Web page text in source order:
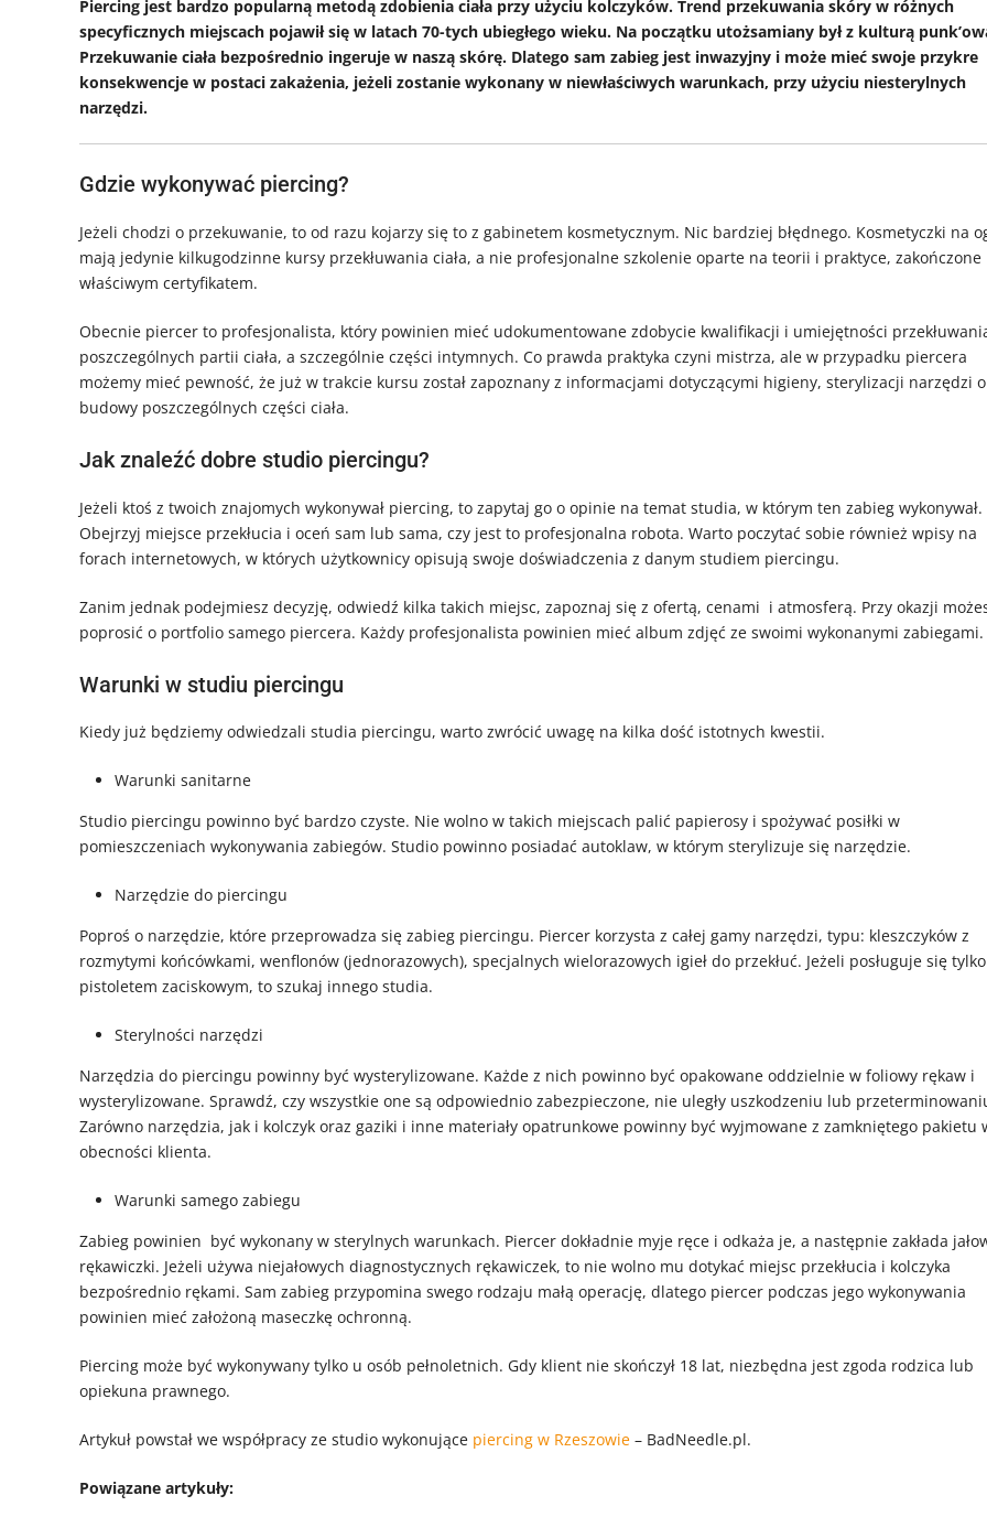
Piercing jest bardzo popularną metodą zdobienia ciała przy użyciu kolczyków. Trend przekuwania skóry w różnych
specyficznych miejscach pojawił się w latach 70-tych ubiegłego wieku. Na początku utożsamiany był z kulturą
Przekuwanie ciała bezpośrednio ingeruje w naszą skórę. Dlatego sam zabieg jest inwazyjny i może mieć swoje przykre
konsekwencje w postaci zakażenia, jeżeli zostanie wykonany w niewłaściwych warunkach, przy użyciu niesterylnych
narzędzi.
Gdzie wykonywać piercing?
Jeżeli chodzi o przekuwanie, to od razu kojarzy się to z gabinetem kosmetycznym. Nic bardziej błędnego. Kosmetyczki na
mają jedynie kilkugodzinne kursy przekłuwania ciała, a nie profesjonalne szkolenie oparte na teorii i praktyce, zakończone
właściwym certyfikatem.
Obecnie piercer to profesjonalista, który powinien mieć udokumentowane zdobycie kwalifikacji i umiejętności
poszczególnych partii ciała, a szczególnie części intymnych. Co prawda praktyka czyni mistrza, ale w przypadku piercera
możemy mieć pewność, że już w trakcie kursu został zapoznany z informacjami dotyczącymi higieny, sterylizacji narzędzi
budowy poszczególnych części ciała.
Jak znaleźć dobre studio piercingu?
Jeżeli ktoś z twoich znajomych wykonywał piercing, to zapytaj go o opinie na temat studia, w którym ten zabieg wykonywał.
Obejrzyj miejsce przekłucia i oceń sam lub sama, czy jest to profesjonalna robota. Warto poczytać sobie również wpisy na
forach internetowych, w których użytkownicy opisują swoje doświadczenia z danym studiem piercingu.
Zanim jednak podejmiesz decyzję, odwiedź kilka takich miejsc, zapoznaj się z ofertą, cenami i atmosferą. Przy okazji
poprosić o portfolio samego piercera. Każdy profesjonalista powinien mieć album zdjęć ze swoimi wykonanymi zabiegami.
Warunki w studiu piercingu
Kiedy już będziemy odwiedzali studia piercingu, warto zwrócić uwagę na kilka dość istotnych kwestii.
Warunki sanitarne
Studio piercingu powinno być bardzo czyste. Nie wolno w takich miejscach palić papierosy i spożywać posiłki w
pomieszczeniach wykonywania zabiegów. Studio powinno posiadać autoklaw, w którym sterylizuje się narzędzie.
Narzędzie do piercingu
Poproś o narzędzie, które przeprowadza się zabieg piercingu. Piercer korzysta z całej gamy narzędzi, typu: kleszczyków z
rozmytymi końcówkami, wenflonów (jednorazowych), specjalnych wielorazowych igieł do przekłuć. Jeżeli posługuje się tylko
pistoletem zaciskowym, to szukaj innego studia.
Sterylności narzędzi
Narzędzia do piercingu powinny być wysterylizowane. Każde z nich powinno być opakowane oddzielnie w foliowy rękaw i
wysterylizowane. Sprawdź, czy wszystkie one są odpowiednio zabezpieczone, nie uległy uszkodzeniu lub
Zarówno narzędzia, jak i kolczyk oraz gaziki i inne materiały opatrunkowe powinny być wyjmowane z zamkniętego pakietu
obecności klienta.
Warunki samego zabiegu
Zabieg powinien być wykonany w sterylnych warunkach. Piercer dokładnie myje ręce i odkaża je, a następnie zakłada
rękawiczki. Jeżeli używa niejałowych diagnostycznych rękawiczek, to nie wolno mu dotykać miejsc przekłucia i kolczyka
bezpośrednio rękami. Sam zabieg przypomina swego rodzaju małą operację, dlatego piercer podczas jego wykonywania
powinien mieć założoną maseczkę ochronną.
Piercing może być wykonywany tylko u osób pełnoletnich. Gdy klient nie skończył 18 lat, niezbędna jest zgoda rodzica lub
opiekuna prawnego.
Artykuł powstał we współpracy ze studio wykonujące piercing w Rzeszowie – BadNeedle.pl.
Powiązane artykuły: